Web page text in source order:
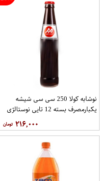
نوشابه کولا 250 سی سی شیشه
یکبارمصرف بسته 12 تایی نوستالژی
۲۱۶,۰۰۰